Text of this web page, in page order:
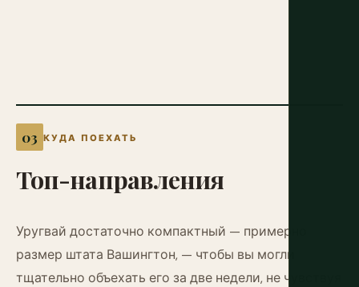
КУДА ПОЕХАТЬ
Топ-направления
Уругвай достаточно компактный — примерно
размер штата Вашингтон, — чтобы вы могли
тщательно объехать его за две недели, не чувствуя